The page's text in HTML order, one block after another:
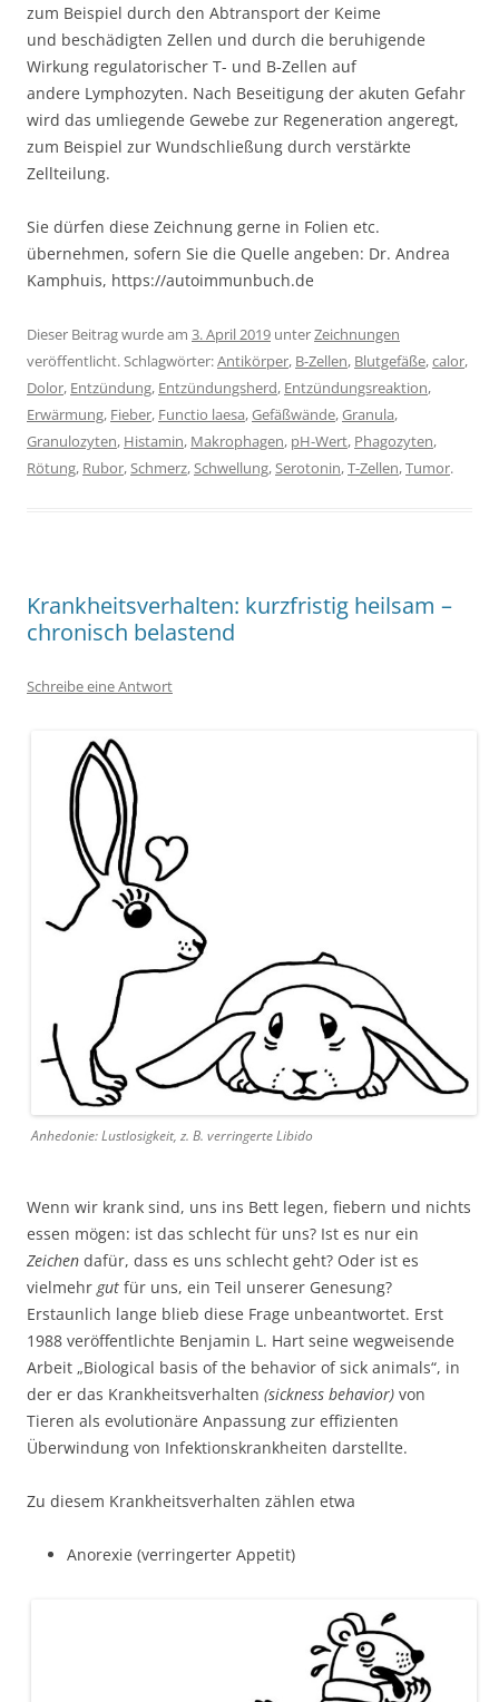
zum Beispiel durch den Abtransport der Keime
und beschädigten Zellen und durch die beruhigende
Wirkung regulatorischer T- und B-Zellen auf
andere Lymphozyten. Nach Beseitigung der akuten Gefahr
wird das umliegende Gewebe zur Regeneration angeregt,
zum Beispiel zur Wundschließung durch verstärkte
Zellteilung.
Sie dürfen diese Zeichnung gerne in Folien etc.
übernehmen, sofern Sie die Quelle angeben: Dr. Andrea
Kamphuis, https://autoimmunbuch.de
Dieser Beitrag wurde am 3. April 2019 unterZeichnungen
veröffentlicht. Schlagwörter:Antikörper, B-Zellen, Blutgefäße,calor,
Dolor, Entzündung, Entzündungsherd, Entzündungsreaktion,
Erwärmung, Fieber, Functio laesa,Gefäßwände,Granula,
Granulozyten, Histamin, Makrophagen, pH-Wert, Phagozyten,
Rötung, Rubor, Schmerz, Schwellung, Serotonin,T-Zellen,Tumor.
Krankheitsverhalten: kurzfristig heilsam –
chronisch belastend
Schreibe eine Antwort
Anhedonie: Lustlosigkeit, z. B. verringerte Libido
Wenn wir krank sind, uns ins Bett legen, fiebern und nichts
essen mögen: ist das schlecht für uns? Ist es nur ein
Zeichen dafür, dass es uns schlecht geht? Oder ist es
vielmehr gut für uns, ein Teil unserer Genesung?
Erstaunlich lange blieb diese Frage unbeantwortet. Erst
1988 veröffentlichte Benjamin L. Hart seine wegweisende
Arbeit „Biological basis of the behavior of sick animals“, in
der er das Krankheitsverhalten (sickness behavior) von
Tieren als evolutionäre Anpassung zur effizienten
Überwindung von Infektionskrankheiten darstellte.
Zu diesem Krankheitsverhalten zählen etwa
Anorexie (verringerter Appetit)